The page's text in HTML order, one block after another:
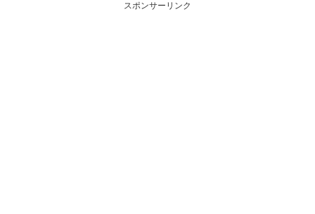
スポンサーリンク